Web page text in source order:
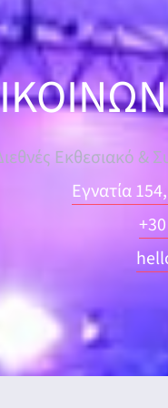
Εκθεσιακό &
Εγνατία